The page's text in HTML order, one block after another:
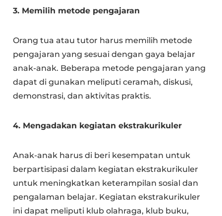
3. Memilih metode pengajaran
Orang tua atau tutor harus memilih metode
pengajaran yang sesuai dengan gaya belajar
anak-anak. Beberapa metode pengajaran yang
dapat di gunakan meliputi ceramah, diskusi,
demonstrasi, dan aktivitas praktis.
4. Mengadakan kegiatan ekstrakurikuler
Anak-anak harus di beri kesempatan untuk
berpartisipasi dalam kegiatan ekstrakurikuler
untuk meningkatkan keterampilan sosial dan
pengalaman belajar. Kegiatan ekstrakurikuler
ini dapat meliputi klub olahraga, klub buku,